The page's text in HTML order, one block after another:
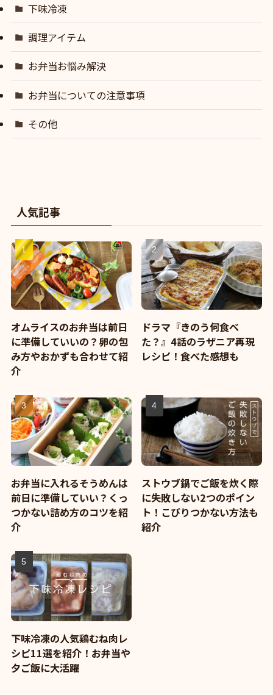
下味冷凍
調理アイテム
お弁当お悩み解決
お弁当についての注意事項
その他
人気記事
オムライスのお弁当は前日
に準備していいの？卵の包
み方やおかずも合わせて紹
介
ドラマ『きのう何食べ
た？』4話のラザニア再現
レシピ！食べた感想も
お弁当に入れるそうめんは
前日に準備していい？くっ
つかない詰め方のコツを紹
介
ストウブ鍋でご飯を炊く際
に失敗しない2つのポイン
ト！こびりつかない方法も
紹介
下味冷凍の人気鶏むね肉レ
シピ11選を紹介！お弁当や
夕ご飯に大活躍